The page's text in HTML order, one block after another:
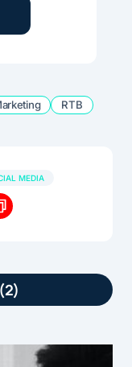
RTB
MEDIA
en 2015